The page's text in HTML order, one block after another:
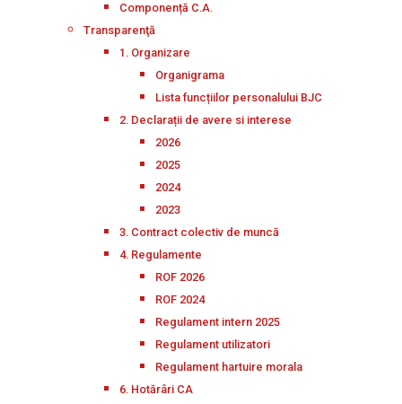
Componență C.A.
Transparenţă
1. Organizare
Organigrama
Lista funcțiilor personalului BJC
2. Declarații de avere si interese
2026
2025
2024
2023
3. Contract colectiv de muncă
4. Regulamente
ROF 2026
ROF 2024
Regulament intern 2025
Regulament utilizatori
Regulament hartuire morala
6. Hotărâri CA